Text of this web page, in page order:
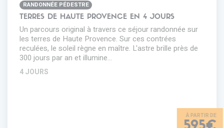
RANDONNÉE PÉDESTRE
TERRES DE HAUTE PROVENCE EN 4 JOURS
Un parcours original à travers ce séjour randonnée sur
les terres de Haute Provence. Sur ces contrées
reculées, le soleil règne en maître. L'astre brille près de
300 jours par an et illumine…
4 JOURS